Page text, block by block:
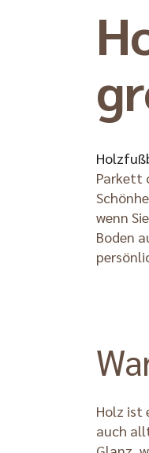
Parkett
wenn
Boden
Holz ist
auch